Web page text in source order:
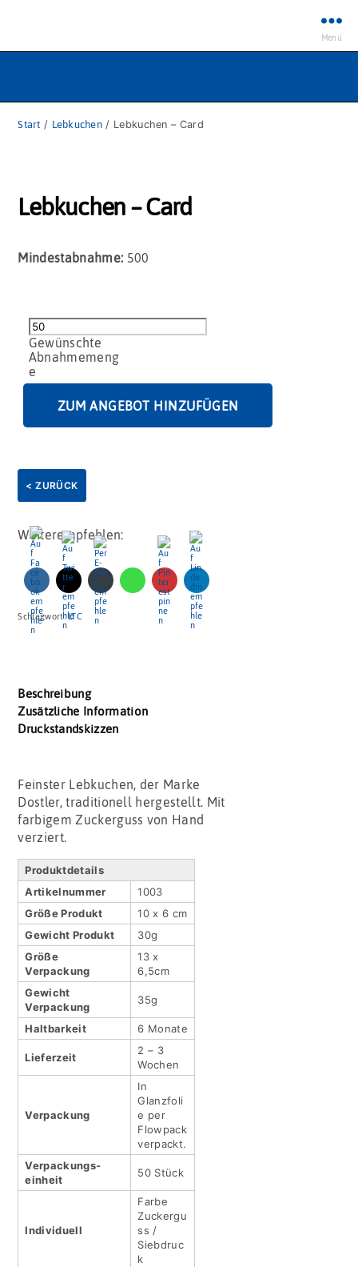
Menü
Start / Lebkuchen/ Lebkuchen – Card
Lebkuchen – Card
Mindestabnahme: 500
Lebkuchen
-
Card
Menge
ZUM ANGEBOT HINZUFÜGEN
< ZURÜCK
Weiterempfehlen:
Schlagwort:LTC
Beschreibung
Zusätzliche Information
Druckstandskizzen
Feinster Lebkuchen, der Marke
Dostler, traditionell hergestellt. Mit
farbigem Zuckerguss von Hand
verziert.
Produktdetails
Artikel­nummer
1003
Größe Produkt
10 x 6 cm
Gewicht Produkt
30g
Größe
Verpackung
13 x
6,5cm
Gewicht
Verpackung
35g
Haltbar­keit 6 Monate
Lieferzeit
2 – 3
Wochen
Verpackung
In
Glanzfoli
e per
Flowpack
verpackt.
Verpackungs­
einheit
50 Stück
Indivi­duell
Farbe
Zuckergu
ss /
Siebdruc
k